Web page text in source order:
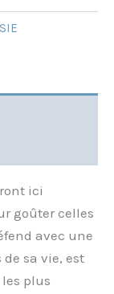
ici
goûter celles
avec une
sa vie, est
plus